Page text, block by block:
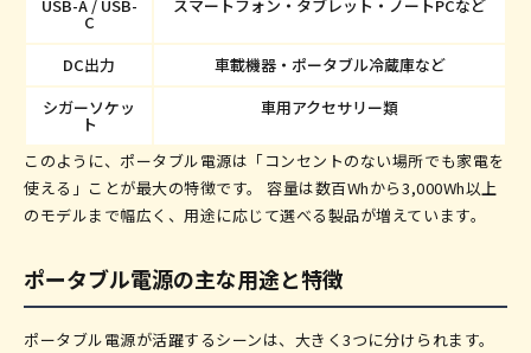
USB-A / USB-
C
スマートフォン・タブレット・ノートPCなど
DC出力
車載機器・ポータブル冷蔵庫など
シガーソケッ
ト
車用アクセサリー類
このように、ポータブル電源は「コンセントのない場所でも家電を
使える」ことが最大の特徴です。 容量は数百Whから3,000Wh以上
のモデルまで幅広く、用途に応じて選べる製品が増えています。
ポータブル電源の主な用途と特徴
ポータブル電源が活躍するシーンは、大きく3つに分けられます。